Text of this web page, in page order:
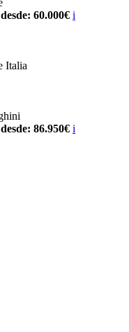
60.000€ i
Italia
86.950€ i